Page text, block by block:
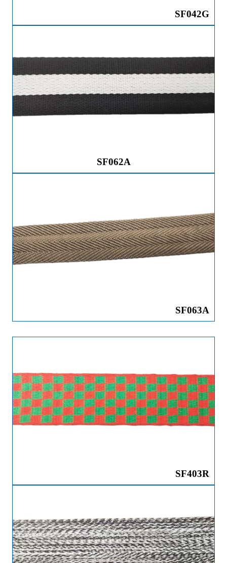
SF042G
SF062A
SF063A
SF403R